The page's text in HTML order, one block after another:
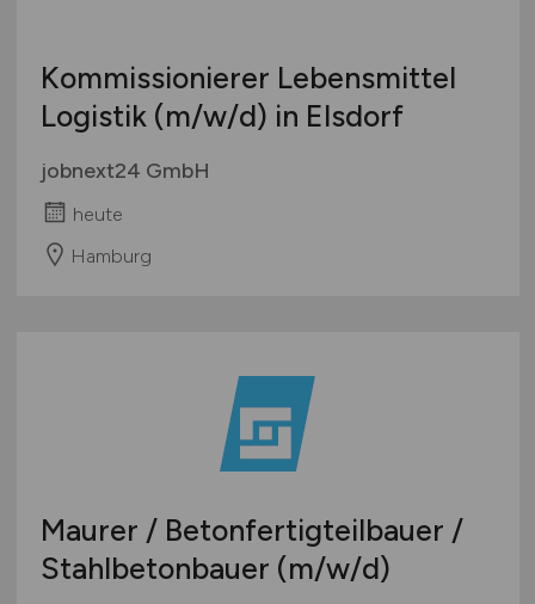
Kommissionierer Lebensmittel
Logistik (m/w/d) in Elsdorf
jobnext24 GmbH
heute
Hamburg
Maurer / Betonfertigteilbauer /
Stahlbetonbauer (m/w/d)